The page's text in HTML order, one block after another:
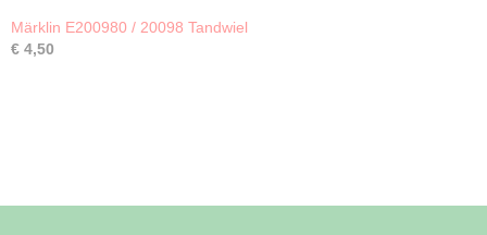
Märklin E200980 / 20098 Tandwiel
€ 4,50